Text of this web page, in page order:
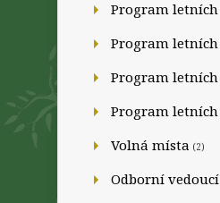
Program letních
Program letních
Program letních
Program letních
Volná místa (2)
Odborní vedoucí